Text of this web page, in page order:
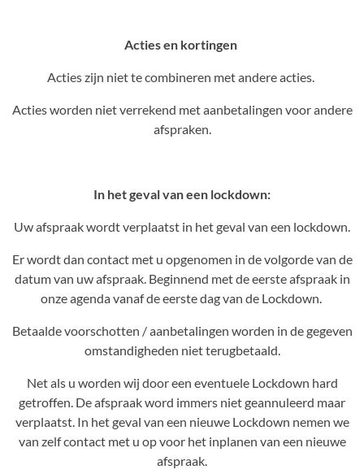
Acties en kortingen
Acties zijn niet te combineren met andere acties.
Acties worden niet verrekend met aanbetalingen voor andere
afspraken.
In het geval van een lockdown:
Uw afspraak wordt verplaatst in het geval van een lockdown.
Er wordt dan contact met u opgenomen in de volgorde van de
datum van uw afspraak. Beginnend met de eerste afspraak in
onze agenda vanaf de eerste dag van de Lockdown.
Betaalde voorschotten / aanbetalingen worden in de gegeven
omstandigheden niet terugbetaald.
Net als u worden wij door een eventuele Lockdown hard
getroffen. De afspraak word immers niet geannuleerd maar
verplaatst. In het geval van een nieuwe Lockdown nemen we
van zelf contact met u op voor het inplanen van een nieuwe
afspraak.